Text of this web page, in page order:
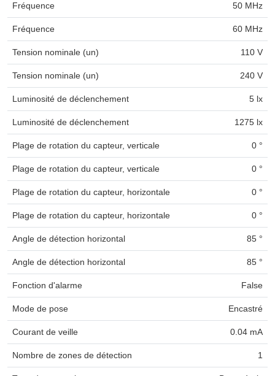
Fréquence 50 MHz
Fréquence 60 MHz
Tension nominale (un) 110 V
Tension nominale (un) 240 V
Luminosité de déclenchement 5 lx
Luminosité de déclenchement 1275 lx
Plage de rotation du capteur, verticale 0 °
Plage de rotation du capteur, verticale 0 °
Plage de rotation du capteur, horizontale 0 °
Plage de rotation du capteur, horizontale 0 °
Angle de détection horizontal 85 °
Angle de détection horizontal 85 °
Fonction d'alarme False
Mode de pose Encastré
Courant de veille 0.04 mA
Nombre de zones de détection 1